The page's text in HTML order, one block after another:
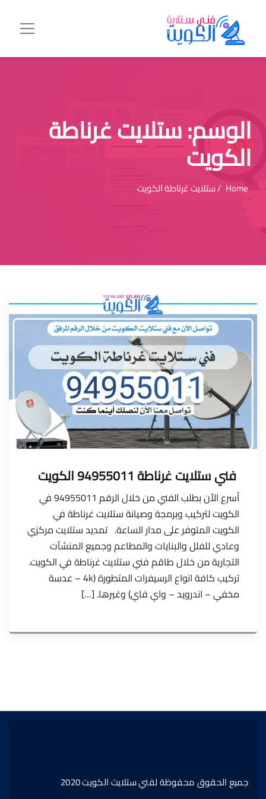
الوسم:ستلايت غرناطة
الكويت
Home / ستلايت غرناطة الكويت
فني ستلايت غرناطة 94955011 الكويت
أسرع الأن بطلب الفني من خلال الرقم 94955011 في
الكويت لتركيب وبرمجة وصيانة ستلايت غرناطة في
الكويت المتوفر على مدار الساعة. تمديد ستلايت مركزي
وعادي للفلل والبنايات والمطاعم وجميع المنشآت
التجارية من خلال طاقم فني ستلايت غرناطة في الكويت.
تركيب كافة انواع الرسيفرات المتطورة (4k – عدسة
مخفي – اندرويد – واي فاي) وغيرها. […]
جميع الحقوق محفوظة لفني ستلايت الكويت 2020